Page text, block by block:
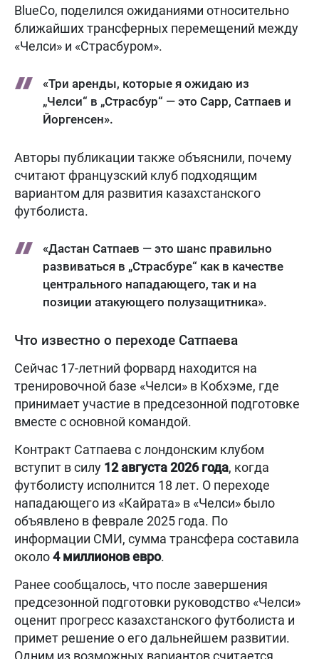
BlueCo, поделился ожиданиями относительно
ближайших трансферных перемещений между
«Челси» и «Страсбуром».
«Три аренды, которые я ожидаю из
„Челси“ в „Страсбур“ — это Сарр, Сатпаев и
Йоргенсен».
Авторы публикации также объяснили, почему
считают французский клуб подходящим
вариантом для развития казахстанского
футболиста.
«Дастан Сатпаев — это шанс правильно
развиваться в „Страсбуре“ как в качестве
центрального нападающего, так и на
позиции атакующего полузащитника».
Что известно о переходе Сатпаева
Сейчас 17-летний форвард находится на
тренировочной базе «Челси» в Кобхэме, где
принимает участие в предсезонной подготовке
вместе с основной командой.
Контракт Сатпаева с лондонским клубом
вступит в силу 12 августа 2026 года, когда
футболисту исполнится 18 лет. О переходе
нападающего из «Кайрата» в «Челси» было
объявлено в феврале 2025 года. По
информации СМИ, сумма трансфера составила
около4 миллионов евро.
Ранее сообщалось, что после завершения
предсезонной подготовки руководство «Челси»
оценит прогресс казахстанского футболиста и
примет решение о его дальнейшем развитии.